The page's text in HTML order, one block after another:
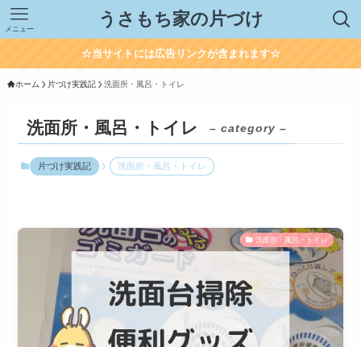
うさもち家の片づけ
メニュー
☆当サイトには広告リンクが含まれます☆
ホーム 片づけ実践記 洗面所・風呂・トイレ
洗面所・風呂・トイレ – category –
片づけ実践記 洗面所・風呂・トイレ
洗面所・風呂・トイレ